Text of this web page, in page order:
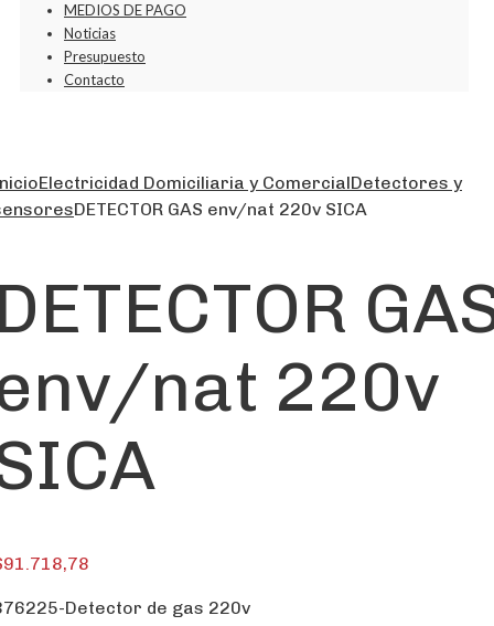
MEDIOS DE PAGO
Noticias
Presupuesto
Contacto
Electricidad Domiciliaria y ComercialDetectores y
DETECTOR GAS env/nat 220v SICA
nat 220v
91.718,78
Detector de gas 220v